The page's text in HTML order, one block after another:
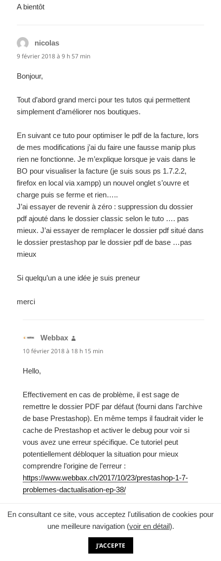
En consultant ce site, vous acceptez l'utilisation de cookies pour
une meilleure navigation (voir en détail).
J'ACCEPTE
A bientôt
nicolas
9 février 2018 à 9 h 57 min
Bonjour,
Tout d’abord grand merci pour tes tutos qui permettent
simplement d’améliorer nos boutiques.
En suivant ce tuto pour optimiser le pdf de la facture, lors
de mes modifications j’ai du faire une fausse manip plus
rien ne fonctionne. Je m’explique lorsque je vais dans le
BO pour visualiser la facture (je suis sous ps 1.7.2.2,
firefox en local via xampp) un nouvel onglet s’ouvre et
charge puis se ferme et rien…..
J’ai essayer de revenir à zéro : suppression du dossier
pdf ajouté dans le dossier classic selon le tuto …. pas
mieux. J’ai essayer de remplacer le dossier pdf situé dans
le dossier prestashop par le dossier pdf de base …pas
mieux
Si quelqu’un a une idée je suis preneur
merci
Webbax
10 février 2018 à 18 h 15 min
Hello,
Effectivement en cas de problème, il est sage de
remettre le dossier PDF par défaut (fourni dans l’archive
de base Prestashop). En même temps il faudrait vider le
cache de Prestashop et activer le debug pour voir si
vous avez une erreur spécifique. Ce tutoriel peut
potentiellement débloquer la situation pour mieux
comprendre l’origine de l’erreur :
https://www.webbax.ch/2017/10/23/prestashop-1-7-
problemes-dactualisation-ep-38/
A bientôt !